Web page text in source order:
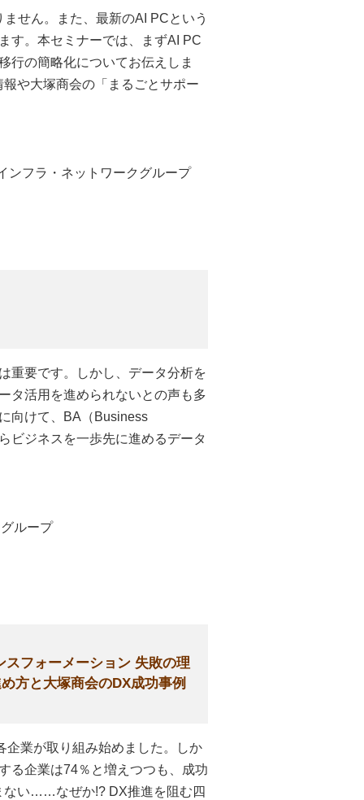
せん。また、最新のAI PCという
す。本セミナーでは、まずAI PC
行の簡略化についてお伝えしま
や大塚商会の「まるごとサポー
フラ・ネットワークグループ
重要です。しかし、データ分析を
タ活用を進められないとの声も多
向けて、BA（Business
ビジネスを一歩先に進めるデータ
ループ
フォーメーション 失敗の理
方と大塚商会のDX成功事例
企業が取り組み始めました。しか
る企業は74％と増えつつも、成功
ない……なぜか!? DX推進を阻む四